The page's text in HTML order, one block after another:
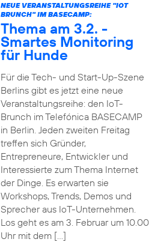
NEUE VERANSTALTUNGSREIHE "IOT
BRUNCH" IM BASECAMP:
Thema am 3.2. -
Smartes Monitoring
für Hunde
Für die Tech- und Start-Up-Szene
Berlins gibt es jetzt eine neue
Veranstaltungsreihe: den IoT-
Brunch im Telefónica BASECAMP
in Berlin. Jeden zweiten Freitag
treffen sich Gründer,
Entrepreneure, Entwickler und
Interessierte zum Thema Internet
der Dinge. Es erwarten sie
Workshops, Trends, Demos und
Sprecher aus IoT-Unternehmen.
Los geht es am 3. Februar um 10.00
Uhr mit dem […]